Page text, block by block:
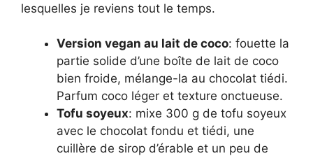
lesquelles je reviens tout le temps.
Version vegan au lait de coco: fouette la
partie solide d’une boîte de lait de coco
bien froide, mélange-la au chocolat tiédi.
Parfum coco léger et texture onctueuse.
Tofu soyeux: mixe 300 g de tofu soyeux
avec le chocolat fondu et tiédi, une
cuillère de sirop d’érable et un peu de